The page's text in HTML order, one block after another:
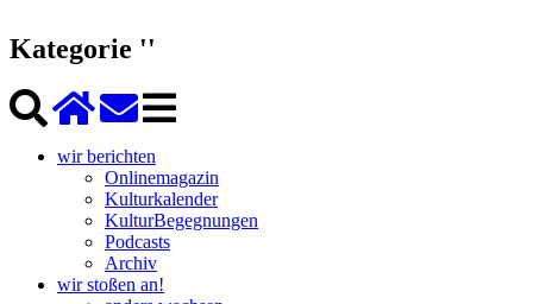
Kategorie ''
wir berichten
Onlinemagazin
Kulturkalender
KulturBegegnungen
Podcasts
Archiv
wir stoßen an!